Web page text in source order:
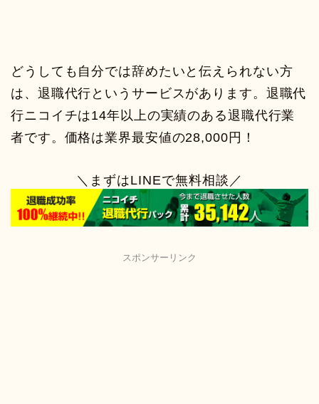
どうしても自分では辞めたいと伝えられない方
は、退職代行というサービスがあります。退職代
行ニコイチは14年以上の実績のある退職代行業
者です。価格は業界最安値の28,000円！
＼まずはLINEで無料相談／
スポンサーリンク